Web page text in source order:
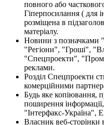
повного або
Гіперпосилання ( для
розміщена в
матеріалу.
Новини з позначками
"Регіони", "Гроші",
"Спецпроекти",
реклами.
Розділ Спецпроекти
комерційними
Будь яке копіювання,
поширення
"Інтерфакс-Україна",
Власник веб-сторінки